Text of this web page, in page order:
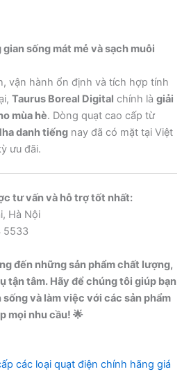
sống mát mẻ và sạch muỗi
vận hành ổn định và tích hợp tính
Taurus Boreal Digital chính là giải
mùa hè. Dòng quạt cao cấp từ
danh tiếng nay đã có mặt tại Việt
ưu đãi.
tư vấn và hỗ trợ tốt nhất:
Hà Nội
5533
đến những sản phẩm chất lượng,
tận tâm. Hãy để chúng tôi giúp bạn
và làm việc với các sản phẩm
mọi nhu cầu! 🌟
các loại quạt điện chính hãng giá